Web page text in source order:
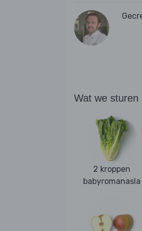
Wat we sturen
2 kroppen
babyromanasla